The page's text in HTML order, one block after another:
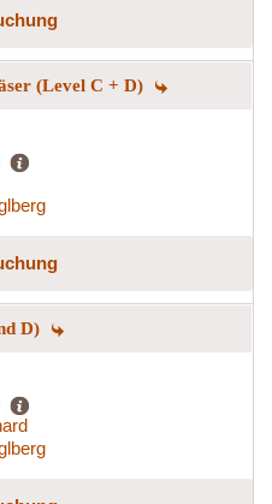
(Level C + D)
D)